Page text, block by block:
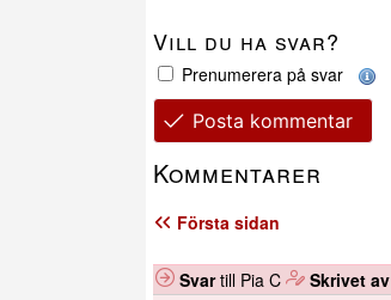
Vill du ha svar?
Prenumerera på svar
Posta kommentar
Kommentarer
Första sidan
Svartill Pia C Skrivet av